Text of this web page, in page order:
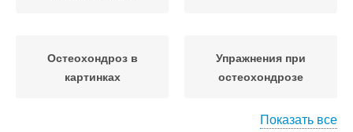
Остеохондроз в
картинках
Упражнения при
остеохондрозе
Показать все